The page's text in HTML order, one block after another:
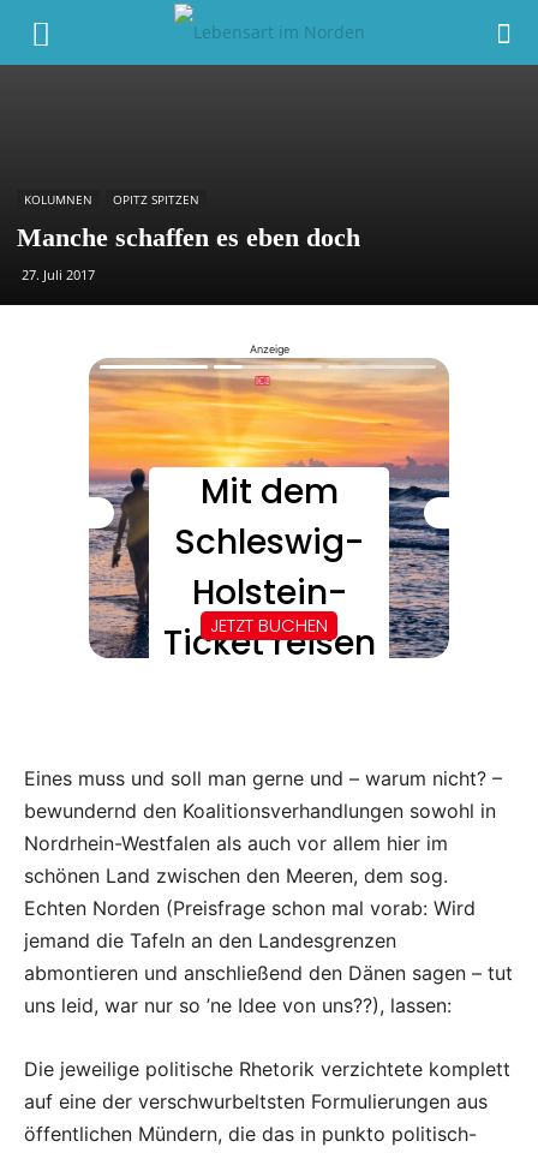
KOLUMNEN OPITZ SPITZEN
Manche schaffen es eben doch
27. Juli 2017
Anzeige
Eines muss und soll man gerne und – warum nicht? –
bewundernd den Koalitionsverhandlungen sowohl in
Nordrhein-Westfalen als auch vor allem hier im
schönen Land zwischen den Meeren, dem sog.
Echten Norden (Preisfrage schon mal vorab: Wird
jemand die Tafeln an den Landesgrenzen
abmontieren und anschließend den Dänen sagen – tut
uns leid, war nur so ’ne Idee von uns??), lassen:
Die jeweilige politische Rhetorik verzichtete komplett
auf eine der verschwurbeltsten Formulierungen aus
öffentlichen Mündern, die das in punkto politisch-